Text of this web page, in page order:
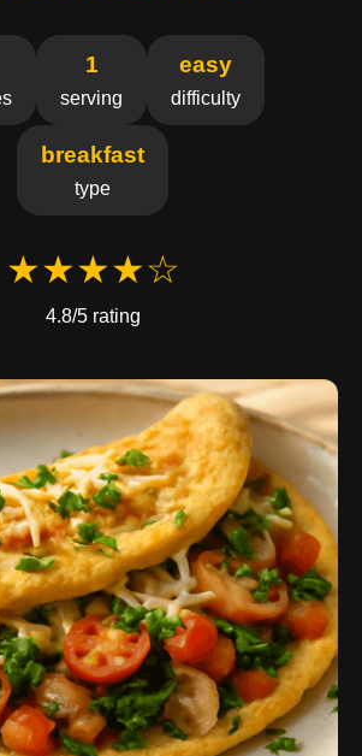
1
serving
easy
difficulty
breakfast
type
★★★★☆
4.8/5 rating